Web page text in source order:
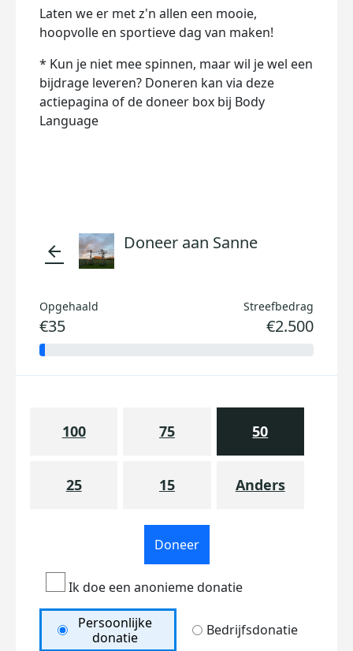
Laten we er met z'n allen een mooie,
hoopvolle en sportieve dag van maken!
* Kun je niet mee spinnen, maar wil je wel een
bijdrage leveren? Doneren kan via deze
actiepagina of de doneer box bij Body
Language
arrow_back Doneer aan Sanne
Opgehaald
€35
Streefbedrag
€2.500
100 75 50
25 15 Anders
Doneer
Ik doe een anonieme donatie
Persoonlijke
donatie
Bedrijfsdonatie